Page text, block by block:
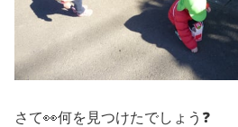
さて👀何を見つけたでしょう❓